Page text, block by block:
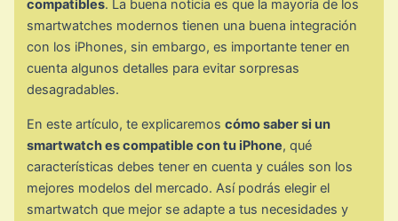
compatibles. La buena noticia es que la mayoría de los
smartwatches modernos tienen una buena integración
con los iPhones, sin embargo, es importante tener en
cuenta algunos detalles para evitar sorpresas
desagradables.
En este artículo, te explicaremoscómo saber si un
smartwatch es compatible con tu iPhone, qué
características debes tener en cuenta y cuáles son los
mejores modelos del mercado. Así podrás elegir el
smartwatch que mejor se adapte a tus necesidades y